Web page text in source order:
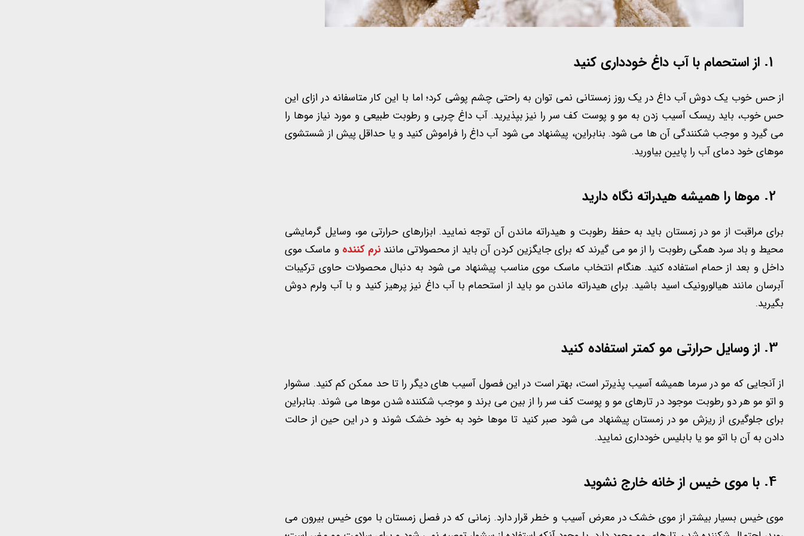
از استحمام با آب داغ خودداری کنید
از حس خوب یک دوش آب داغ در یک روز زمستانی نمی توان به راحتی چشم پوشی کرد؛ اما با این کار متاسفانه در ازای این
حس خوب، باید ریسک آسیب زدن به مو و پوست کف سر را نیز بپذیرید. آب داغ چربی و رطوبت طبیعی و مورد نیاز موها را
می گیرد و موجب شکنندگی آن ها می شود. بنابراین، پیشنهاد می شود آب داغ را فراموش کنید و یا حداقل پیش از شستشوی
موهای خود دمای آب را پایین بیاورید.
موها را همیشه هیدراته نگاه دارید
برای مراقبت از مو در زمستان باید به حفظ رطوبت و هیدراته ماندن آن توجه نمایید. ابزارهای حرارتی مو، وسایل گرمایشی
محیط و باد سرد همگی رطوبت را از مو می گیرند که برای جایگزین کردن آن باید از محصولاتی مانندنرم کننده و ماسک موی
داخل و بعد از حمام استفاده کنید. هنگام انتخاب ماسک موی مناسب پیشنهاد می شود به دنبال محصولات حاوی ترکیبات
آبرسان مانند هیالورونیک اسید باشید. برای هیدراته ماندن مو باید از استحمام با آب داغ نیز پرهیز کنید و با آب ولرم دوش
بگیرید.
از وسایل حرارتی مو کمتر استفاده کنید
از آنجایی که مو در سرما همیشه آسیب پذیرتر است، بهتر است در این فصول آسیب های دیگر را تا حد ممکن کم کنید. سشوار
و اتو مو هر دو رطوبت موجود در تارهای مو و پوست کف سر را از بین می برند و موجب شکننده شدن موها می شوند. بنابراین
برای جلوگیری از ریزش مو در زمستان پیشنهاد می شود صبر کنید تا موها خود به خود خشک شوند و در این حین از حالت
دادن به آن با اتو مو یا بابلیس خودداری نمایید.
با موی خیس از خانه خارج نشوید
موی خیس بسیار بیشتر از موی خشک در معرض آسیب و خطر قرار دارد. زمانی که در فصل زمستان با موی خیس بیرون می